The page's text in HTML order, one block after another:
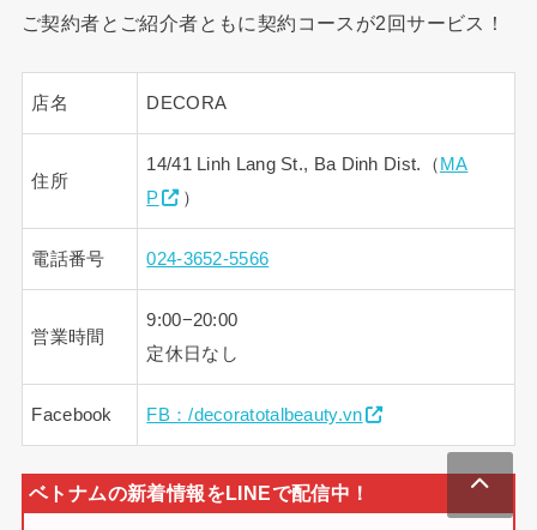
ご契約者とご紹介者ともに契約コースが2回サービス！
店名 DECORA
住所
14/41 Linh Lang St., Ba Dinh Dist.（ MA
P
）
電話番号 024-3652-5566
営業時間
9:00−20:00
定休日なし
Facebook FB：/decoratotalbeauty.vn